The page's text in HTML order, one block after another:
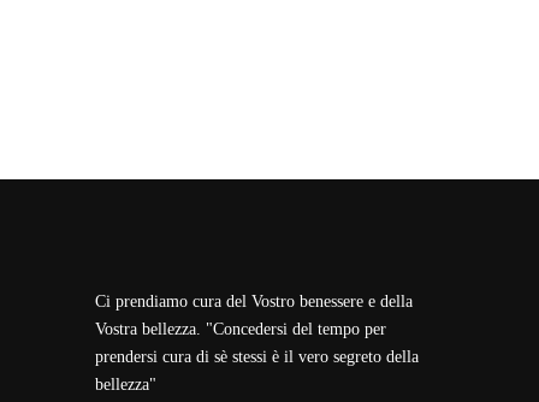
Ci prendiamo cura del Vostro benessere e della
Vostra bellezza. "Concedersi del tempo per
prendersi cura di sè stessi è il vero segreto della
bellezza"